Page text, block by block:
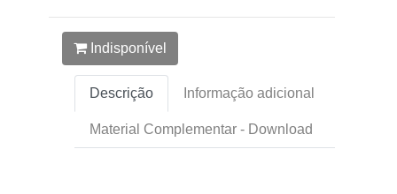
Indisponível
Descrição Informação adicional
Material Complementar - Download